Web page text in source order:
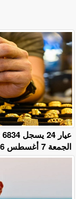
الجمعة 7 أغسطس 2026